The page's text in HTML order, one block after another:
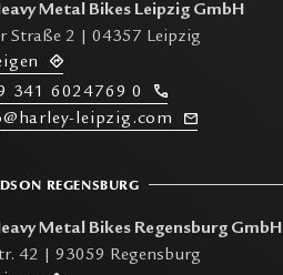
Metal Bikes Leipzig GmbH
Straße 2 | 04357 Leipzig
341 6024769 0
leipzig.com
REGENSBURG
Metal Bikes Regensburg GmbH
42 | 93059 Regensburg